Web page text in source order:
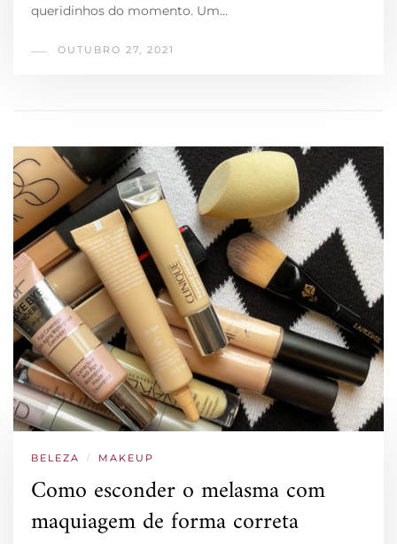
queridinhos do momento. Um…
OUTUBRO 27, 2021
BELEZA / MAKEUP
Como esconder o melasma com
maquiagem de forma correta